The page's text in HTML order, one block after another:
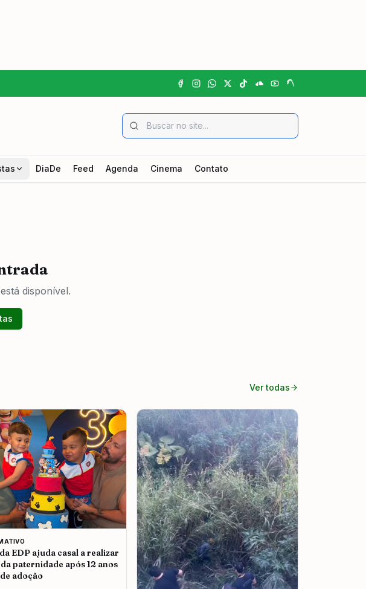
DiaDe Feed Agenda Cinema Contato
disponível.
Ver todas
EDP ajuda casal a realizar
paternidade após 12 anos
adoção